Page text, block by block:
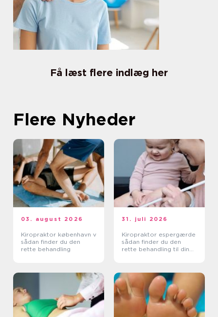
Få læst flere indlæg her
Flere Nyheder
03. august 2026
Kiropraktor københavn v
sådan finder du den
rette behandling
31. juli 2026
Kiropraktor espergærde
sådan finder du den
rette behandling til dine